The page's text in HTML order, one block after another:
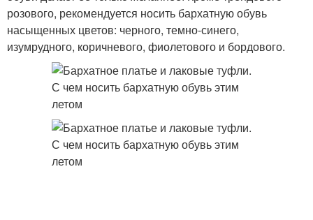
розового, рекомендуется носить бархатную обувь
насыщенных цветов: черного, темно-синего,
изумрудного, коричневого, фиолетового и бордового.